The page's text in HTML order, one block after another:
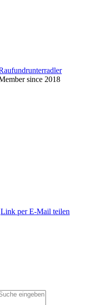
since 2018
Link per E-Mail teilen